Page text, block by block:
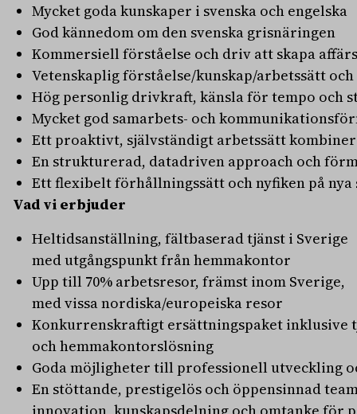
Mycket goda kunskaper i svenska och engelska
God kännedom om den svenska grisnäringen
Kommersiell förståelse och driv att skapa
Vetenskaplig förståelse/kunskap/arbetssätt
Hög personlig drivkraft, känsla för tempo
Mycket god samarbets- och
Ett proaktivt, självständigt arbetssätt
En strukturerad, datadriven approach och
Ett flexibelt förhållningssätt och nyfiken på
Vad vi erbjuder
Heltidsanställning, fältbaserad tjänst i Sverige
med utgångspunkt från hemmakontor
Upp till 70% arbetsresor, främst inom Sverige,
med vissa nordiska/europeiska resor
Konkurrenskraftigt ersättningspaket inklusive
och hemmakontorslösning
Goda möjligheter till professionell utveckling
En stöttande, prestigelös och öppensinnad